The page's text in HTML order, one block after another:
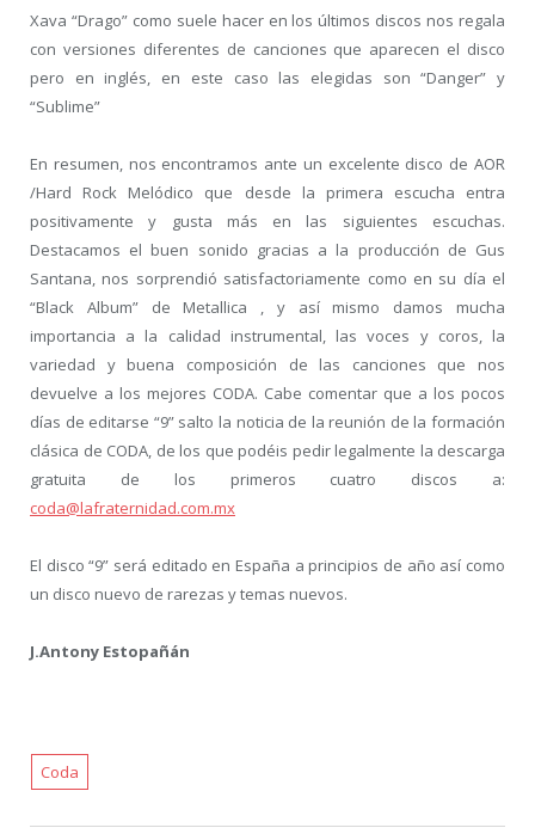
Xava “Drago” como suele hacer en los últimos discos nos regala
con versiones diferentes de canciones que aparecen el disco
pero en inglés, en este caso las elegidas son “Danger” y
“Sublime”
En resumen, nos encontramos ante un excelente disco de AOR
/Hard Rock Melódico que desde la primera escucha entra
positivamente y gusta más en las siguientes escuchas.
Destacamos el buen sonido gracias a la producción de Gus
Santana, nos sorprendió satisfactoriamente como en su día el
“Black Album” de Metallica , y así mismo damos mucha
importancia a la calidad instrumental, las voces y coros, la
variedad y buena composición de las canciones que nos
devuelve a los mejores CODA. Cabe comentar que a los pocos
días de editarse “9” salto la noticia de la reunión de la formación
clásica de CODA, de los que podéis pedir legalmente la descarga
gratuita de los primeros cuatro discos a:
coda@lafraternidad.com.mx
El disco “9” será editado en España a principios de año así como
un disco nuevo de rarezas y temas nuevos.
J.Antony Estopañán
Coda